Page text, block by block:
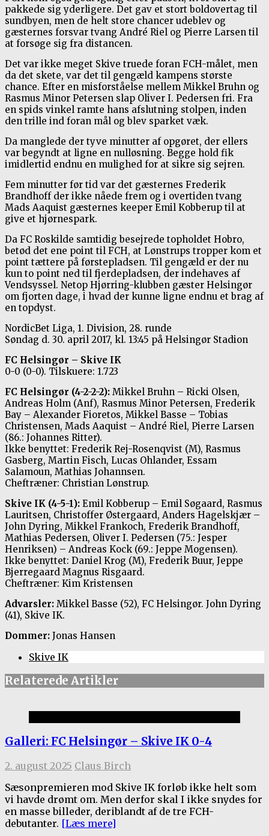
pakkede sig yderligere. Det gav et stort boldovertag til
sundbyen, men de helt store chancer udeblev og
gæsternes forsvar tvang André Riel og Pierre Larsen til
at forsøge sig fra distancen.
Det var ikke meget Skive truede foran FCH-målet, men
da det skete, var det til gengæld kampens største
chance. Efter en misforståelse mellem Mikkel Bruhn og
Rasmus Minor Petersen slap Oliver I. Pedersen fri. Fra
en spids vinkel ramte hans afslutning stolpen, inden
den trille ind foran mål og blev sparket væk.
Da manglede der tyve minutter af opgøret, der ellers
var begyndt at ligne en nulløsning. Begge hold fik
imidlertid endnu en mulighed for at sikre sig sejren.
Fem minutter før tid var det gæsternes Frederik
Brandhoff der ikke nåede frem og i overtiden tvang
Mads Aaquist gæsternes keeper Emil Kobberup til at
give et hjørnespark.
Da FC Roskilde samtidig besejrede topholdet Hobro,
betød det ene point til FCH, at Lønstrups tropper kom et
point tættere på førstepladsen. Til gengæld er der nu
kun to point ned til fjerdepladsen, der indehaves af
Vendsyssel. Netop Hjørring-klubben gæster Helsingør
om fjorten dage, i hvad der kunne ligne endnu et brag af
en topdyst.
NordicBet Liga, 1. Division, 28. runde
Søndag d. 30. april 2017, kl. 13:45 på Helsingør Stadion
FC Helsingør – Skive IK
0-0 (0-0). Tilskuere: 1.723
FC Helsingør (4-2-2-2): Mikkel Bruhn – Ricki Olsen,
Andreas Holm (Anf), Rasmus Minor Petersen, Frederik
Bay – Alexander Fioretos, Mikkel Basse – Tobias
Christensen, Mads Aaquist – André Riel, Pierre Larsen
(86.: Johannes Ritter).
Ikke benyttet: Frederik Rej-Rosenqvist (M), Rasmus
Gasberg, Martin Fisch, Lucas Ohlander, Essam
Salamoun, Mathias Johannsen.
Cheftræner: Christian Lønstrup.
Skive IK (4-5-1): Emil Kobberup – Emil Søgaard, Rasmus
Lauritsen, Christoffer Østergaard, Anders Hagelskjær –
John Dyring, Mikkel Frankoch, Frederik Brandhoff,
Mathias Pedersen, Oliver I. Pedersen (75.: Jesper
Henriksen) – Andreas Kock (69.: Jeppe Mogensen).
Ikke benyttet: Daniel Krog (M), Frederik Buur, Jeppe
Bjerregaard Magnus Risgaard.
Cheftræner: Kim Kristensen
Advarsler: Mikkel Basse (52), FC Helsingør. John Dyring
(41), Skive IK.
Dommer: Jonas Hansen
Skive IK
Relaterede Artikler
Galleri: FC Helsingør – Skive IK 0-4
2. august 2025 Claus Birch
Sæsonpremieren mod Skive IK forløb ikke helt som
vi havde drømt om. Men derfor skal I ikke snydes for
en masse billeder, deriblandt af de tre FCH-
debutanter. [Læs mere]